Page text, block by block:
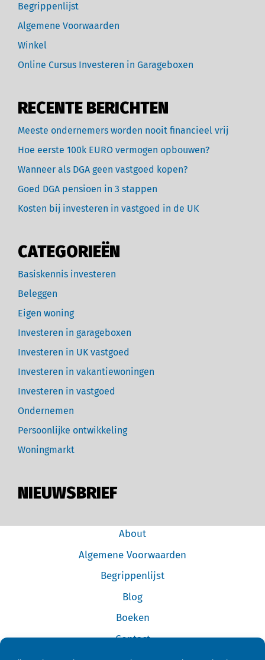
Begrippenlijst
Algemene Voorwaarden
Winkel
Online Cursus Investeren in Garageboxen
RECENTE BERICHTEN
Meeste ondernemers worden nooit financieel vrij
Hoe eerste 100k EURO vermogen opbouwen?
Wanneer als DGA geen vastgoed kopen?
Goed DGA pensioen in 3 stappen
Kosten bij investeren in vastgoed in de UK
CATEGORIEËN
Basiskennis investeren
Beleggen
Eigen woning
Investeren in garageboxen
Investeren in UK vastgoed
Investeren in vakantiewoningen
Investeren in vastgoed
Ondernemen
Persoonlijke ontwikkeling
Woningmarkt
NIEUWSBRIEF
About
Algemene Voorwaarden
Begrippenlijst
Blog
Boeken
Contact